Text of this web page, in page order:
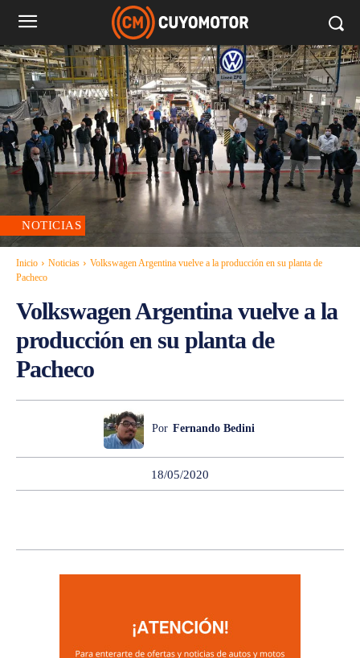
NOTICIAS
Inicio Noticias
Volkswagen Argentina vuelve a la producción en su planta de
Pacheco
Volkswagen Argentina vuelve a la
producción en su planta de
Pacheco
Por Fernando Bedini
18/05/2020